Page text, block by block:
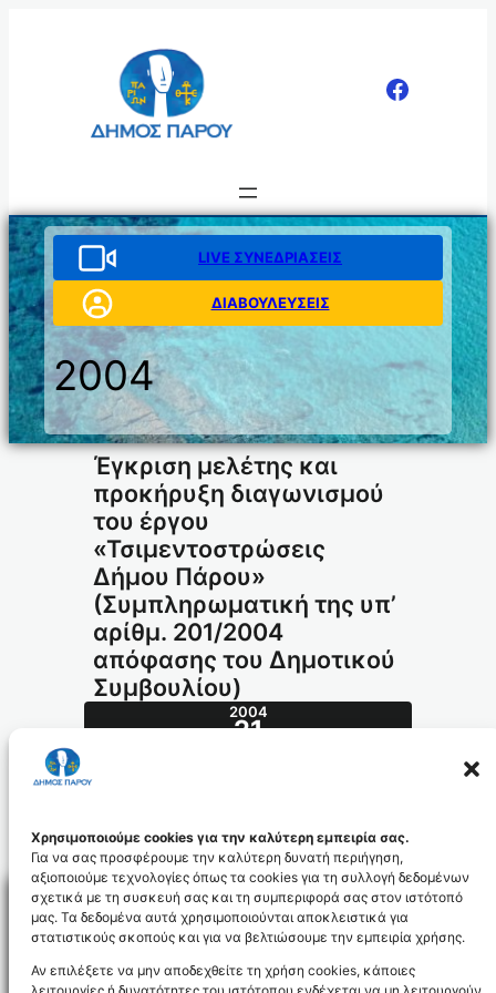
Χρησιμοποιούμε cookies για την καλύτερη εμπειρία σας.
Για να σας προσφέρουμε την καλύτερη δυνατή περιήγηση,
αξιοποιούμε τεχνολογίες όπως τα cookies για τη συλλογή δεδομένων
σχετικά με τη συσκευή σας και τη συμπεριφορά σας στον ιστότοπό
μας. Τα δεδομένα αυτά χρησιμοποιούνται αποκλειστικά για
στατιστικούς σκοπούς και για να βελτιώσουμε την εμπειρία χρήσης.
Αν επιλέξετε να μην αποδεχθείτε τη χρήση cookies, κάποιες
LIVE ΣΥΝΕΔΡΙΑΣΕΙΣ
ΔΙΑΒΟΥΛΕΥΣΕΙΣ
2004
Έγκριση μελέτης και
προκήρυξη διαγωνισμού
του έργου
«Τσιμεντοστρώσεις
Δήμου Πάρου»
(Συμπληρωματική της υπ’
αρίθμ. 201/2004
απόφασης του Δημοτικού
Συμβουλίου)
2004
21
309.2004_id528